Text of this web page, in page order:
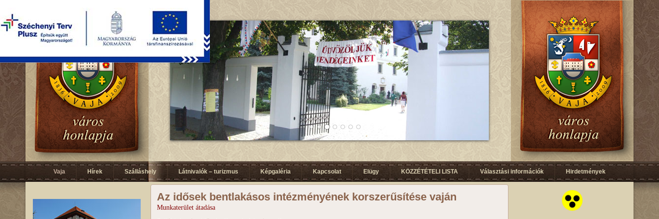
Vaja Hírek Szálláshely Látnivalók – turizmus Képgaléria Kapcsolat Elügy KÖZZÉTÉTELI LISTA Választási információk Hirdetmények
Az idősek bentlakásos intézményének korszerűsítése vaján
Munkaterület átadása